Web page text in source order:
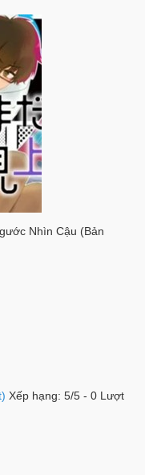
Nhìn Cậu (Bản
Xếp hạng: 5/5 - 0 Lượt